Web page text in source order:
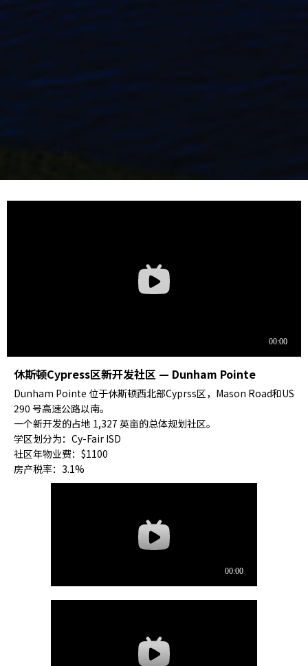
休斯顿Cypress区新开发社区 — Dunham Pointe
Dunham Pointe 位于休斯顿西北部Cyprss区，Mason Road和US
290 号高速公路以南。
一个新开发的占地 1,327 英亩的总体规划社区。
学区划分为：Cy-Fair ISD
社区年物业费：$1100
房产税率：3.1%